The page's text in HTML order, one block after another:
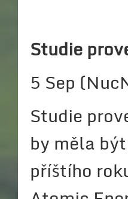
Studie
5 Sep
Studie
by měla
příštího